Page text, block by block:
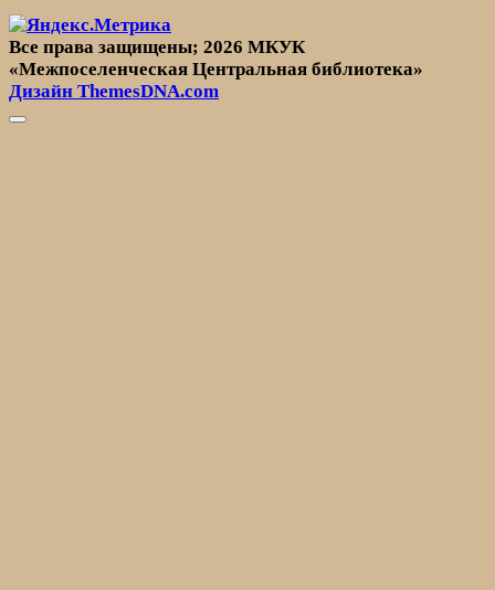
Все права защищены; 2026 МКУК
«Межпоселенческая Центральная библиотека»
Дизайн ThemesDNA.com